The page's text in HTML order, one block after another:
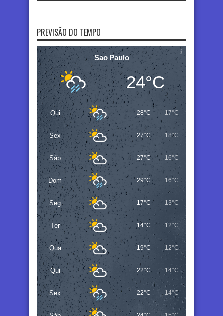
PREVISÃO DO TEMPO
Sao Paulo
24°C
Qui 28°C 17°C
Sex 27°C 18°C
Sáb 27°C 16°C
Dom 29°C 16°C
Seg 17°C 13°C
Ter 14°C 12°C
Qua 19°C 12°C
Qui 22°C 14°C
Sex 22°C 14°C